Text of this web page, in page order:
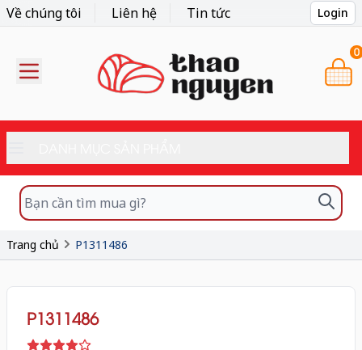
Về chúng tôi Liên hệ Tin tức Login
0
Trang chủ P1311486
P1311486